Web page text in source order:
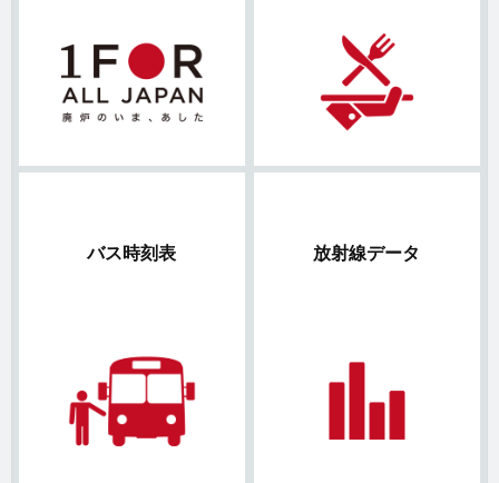
バス時刻表 放射線データ